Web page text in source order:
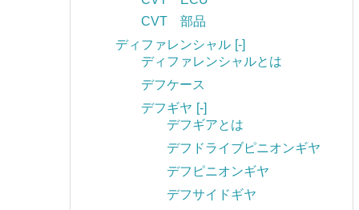
CVT 部品
ディファレンシャル [-]
ディファレンシャルとは
デフケース
デフギヤ [-]
デフギアとは
デフドライブピニオンギヤ
デフピニオンギヤ
デフサイドギヤ